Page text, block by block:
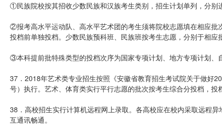
①民族院校按其招收少数民族和汉族考生类别，招生计划单列，分别
②报考高水平运动队、高水平艺术团的考生须将院校志愿填在相应
投档前单独投档。少数民族预科班、民族班按考生志愿，分别于相
③本科提前批特殊类型的投档次序为国家专项计划、地方专项计划、
37．2018年艺术类专业招生按照《安徽省教育招生考试院关于做好
号）执行。艺术、体育类实行平行志愿的批次按考生综合分投档，投
38．高校招生实行计算机远程网上录取。各高校应在校内采取远程
互通讯畅通。